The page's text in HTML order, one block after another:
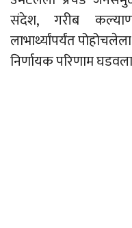
संदेश, गरीब
लाभार्थ्यांपर्यंत
निर्णायक परिणाम